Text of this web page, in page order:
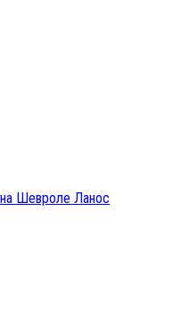
Шевроле Ланос